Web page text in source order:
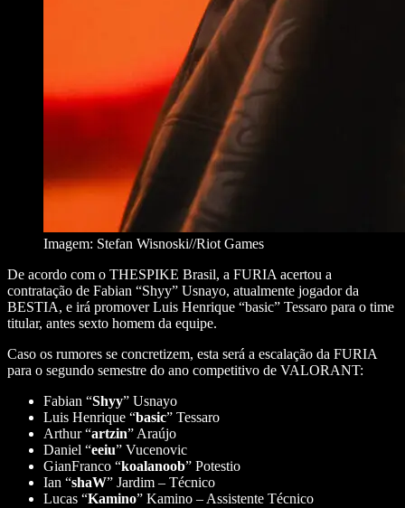
Imagem: Stefan Wisnoski//Riot Games
De acordo com o THESPIKE Brasil, a FURIA acertou a
contratação de Fabian “Shyy” Usnayo, atualmente jogador da
BESTIA, e irá promover Luis Henrique “basic” Tessaro para o time
titular, antes sexto homem da equipe.
Caso os rumores se concretizem, esta será a escalação da FURIA
para o segundo semestre do ano competitivo de VALORANT:
Fabian “Shyy” Usnayo
Luis Henrique “basic” Tessaro
Arthur “artzin” Araújo
Daniel “eeiu” Vucenovic
GianFranco “koalanoob” Potestio
Ian “shaW” Jardim – Técnico
Lucas “Kamino” Kamino – Assistente Técnico